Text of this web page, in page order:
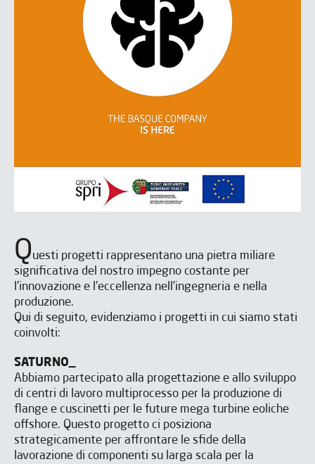
Questi progetti rappresentano una pietra miliare
significativa del nostro impegno costante per
l'innovazione e l'eccellenza nell'ingegneria e nella
produzione.
Qui di seguito, evidenziamo i progetti in cui siamo stati
coinvolti:
SATURNO_
Abbiamo partecipato alla progettazione e allo sviluppo
di centri di lavoro multiprocesso per la produzione di
flange e cuscinetti per le future mega turbine eoliche
offshore. Questo progetto ci posiziona
strategicamente per affrontare le sfide della
lavorazione di componenti su larga scala per la